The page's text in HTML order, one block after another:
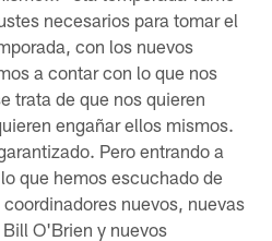
necesarios para tomar el
con los nuevos
a contar con lo que nos
trata de que nos quieren
engañar ellos mismos.
Pero entrando a
que hemos escuchado de
nuevos, nuevas
O'Brien y nuevos